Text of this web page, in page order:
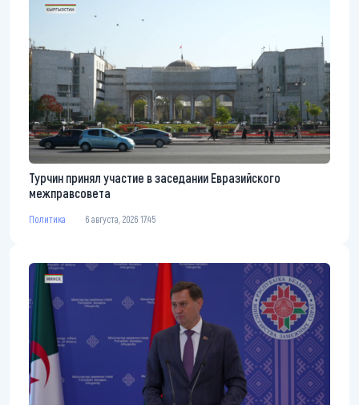
Турчин принял участие в заседании Евразийского
межправсовета
Политика 6 августа, 2026 17:45